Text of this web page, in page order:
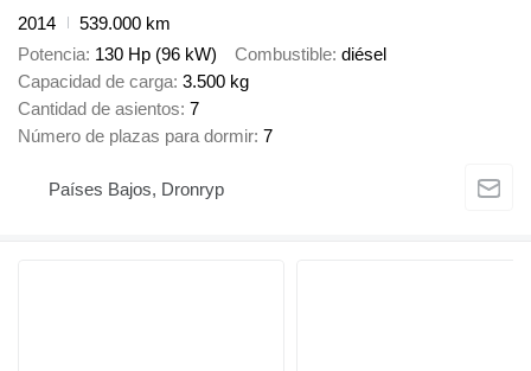
2014
539.000 km
Potencia 130 Hp (96 kW) Combustible diésel
Capacidad de carga 3.500 kg
Cantidad de asientos 7
Número de plazas para dormir 7
Países Bajos, Dronryp